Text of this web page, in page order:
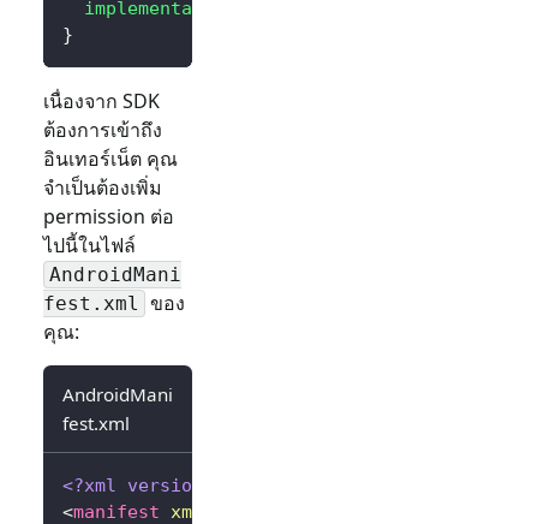
implementation
}
เนื่องจาก SDK
ต้องการเข้าถึง
อินเทอร์เน็ต คุณ
จำเป็นต้องเพิ่ม
permission ต่อ
ไปนี้ในไฟล์
AndroidMani
fest.xml ของ
คุณ:
AndroidMani
fest.xml
<?xml version="1.0" encoding="utf-8"?>
<manifest xmlns: